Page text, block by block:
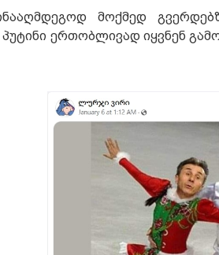
მოქმედ
ერთობლივად იყვნენ